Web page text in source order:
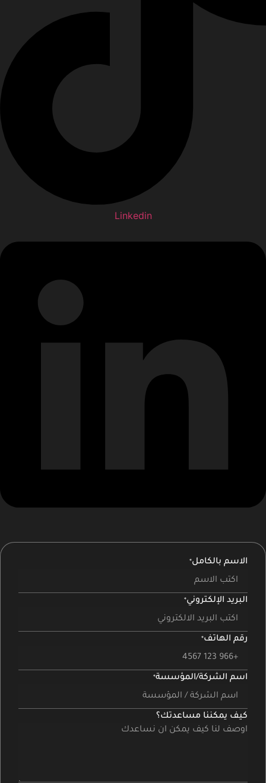
Linkedin
الاسم بالكامل
البريد الإلكتروني
رقم الهاتف
اسم الشركة/المؤسسة
كيف يمكننا مساعدتك؟